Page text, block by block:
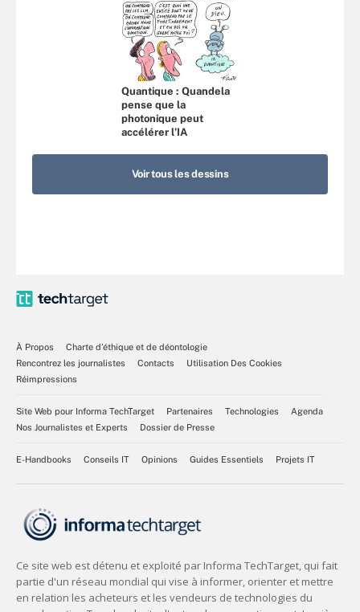
Quantique : Quandela
pense que la
photonique peut
accélérer l’IA
Voir tous les dessins
À Propos
Charte d’éthique et de déontologie
Rencontrez les journalistes
Contacts
Utilisation Des Cookies
Réimpressions
Site Web pour Informa TechTarget Partenaires Technologies
Agenda
Nos Journalistes et Experts
Dossier de Presse
E-Handbooks Conseils IT Opinions Guides Essentiels Projets IT